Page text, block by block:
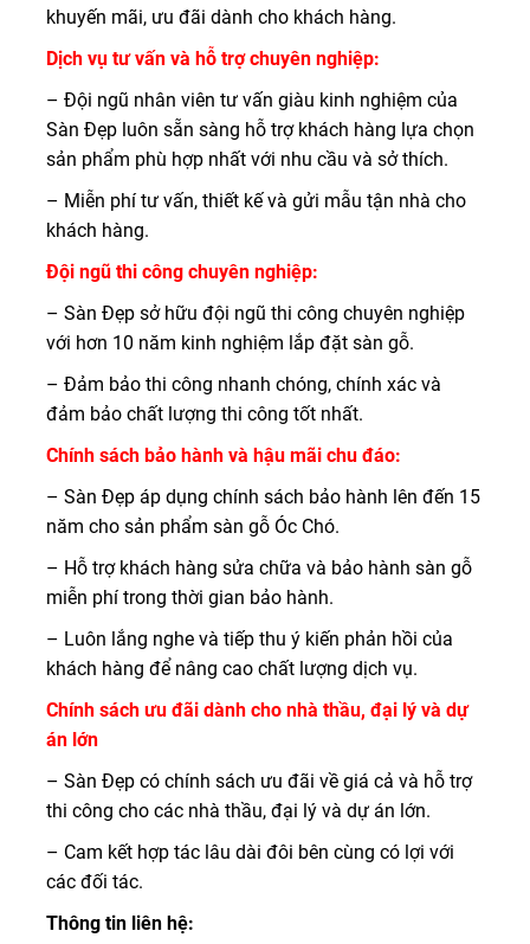
khuyến mãi, ưu đãi dành cho khách hàng.
Dịch vụ tư vấn và hỗ trợ chuyên nghiệp:
– Đội ngũ nhân viên tư vấn giàu kinh nghiệm của
Sàn Đẹp luôn sẵn sàng hỗ trợ khách hàng lựa chọn
sản phẩm phù hợp nhất với nhu cầu và sở thích.
– Miễn phí tư vấn, thiết kế và gửi mẫu tận nhà cho
khách hàng.
Đội ngũ thi công chuyên nghiệp:
– Sàn Đẹp sở hữu đội ngũ thi công chuyên nghiệp
với hơn 10 năm kinh nghiệm lắp đặt sàn gỗ.
– Đảm bảo thi công nhanh chóng, chính xác và
đảm bảo chất lượng thi công tốt nhất.
Chính sách bảo hành và hậu mãi chu đáo:
– Sàn Đẹp áp dụng chính sách bảo hành lên đến 15
năm cho sản phẩm sàn gỗ Óc Chó.
– Hỗ trợ khách hàng sửa chữa và bảo hành sàn gỗ
miễn phí trong thời gian bảo hành.
– Luôn lắng nghe và tiếp thu ý kiến phản hồi của
khách hàng để nâng cao chất lượng dịch vụ.
Chính sách ưu đãi dành cho nhà thầu, đại lý và dự
án lớn
– Sàn Đẹp có chính sách ưu đãi về giá cả và hỗ trợ
thi công cho các nhà thầu, đại lý và dự án lớn.
– Cam kết hợp tác lâu dài đôi bên cùng có lợi với
các đối tác.
Thông tin liên hệ: